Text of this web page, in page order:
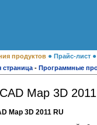
продуктов ● Прайс-лист
страница - Программные
Map 3D
Map 3D 2011 RU